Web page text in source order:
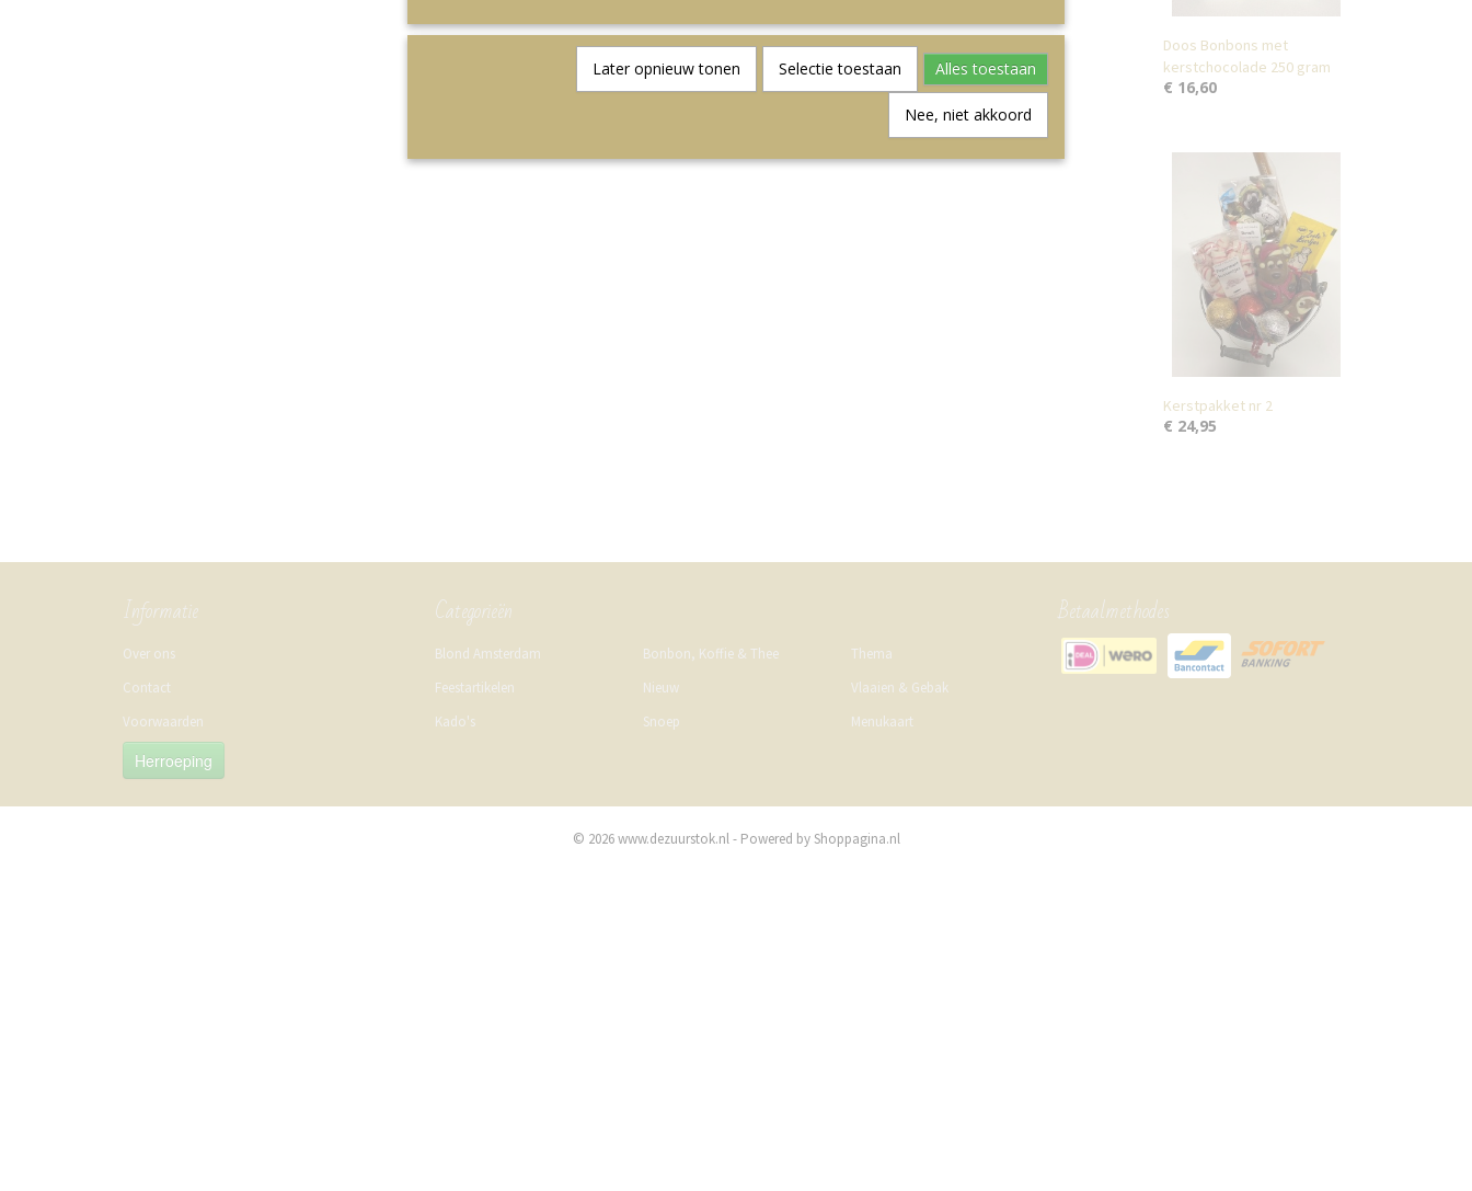
Doos Bonbons met
kerstchocolade 250 gram
€ 16,60
Kerstpakket nr 2
€ 24,95
Informatie
Over ons
Contact
Voorwaarden
Herroeping
Categorieën
Blond Amsterdam
Feestartikelen
Kado's
Bonbon, Koffie & Thee
Nieuw
Snoep
Thema
Vlaaien & Gebak
Menukaart
Betaalmethodes
© 2026 www.dezuurstok.nl - Powered by Shoppagina.nl
Later opnieuw tonen Selectie toestaan Alles toestaan
Nee, niet akkoord